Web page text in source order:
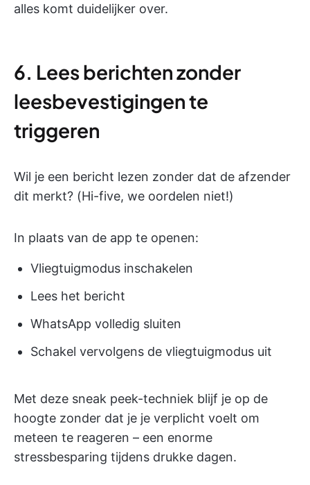
alles komt duidelijker over.
6. Lees berichten zonder
leesbevestigingen te
triggeren
Wil je een bericht lezen zonder dat de afzender
dit merkt? (Hi-five, we oordelen niet!)
In plaats van de app te openen:
Vliegtuigmodus inschakelen
Lees het bericht
WhatsApp volledig sluiten
Schakel vervolgens de vliegtuigmodus uit
Met deze sneak peek-techniek blijf je op de
hoogte zonder dat je je verplicht voelt om
meteen te reageren – een enorme
stressbesparing tijdens drukke dagen.